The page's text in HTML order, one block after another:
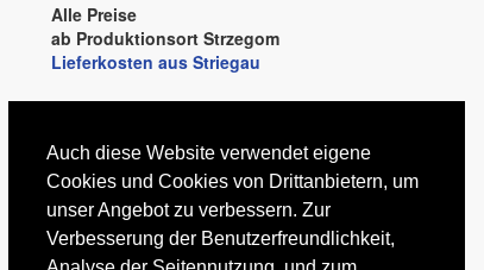
Auch diese Website verwendet eigene
Cookies und Cookies von Drittanbietern, um
unser Angebot zu verbessern. Zur
Verbesserung der Benutzerfreundlichkeit,
Alle Preise
ab Produktionsort Strzegom
Lieferkosten aus Striegau
Telefon +49 7761 93790460
E-Mail
kontakt@granit-striegau.com